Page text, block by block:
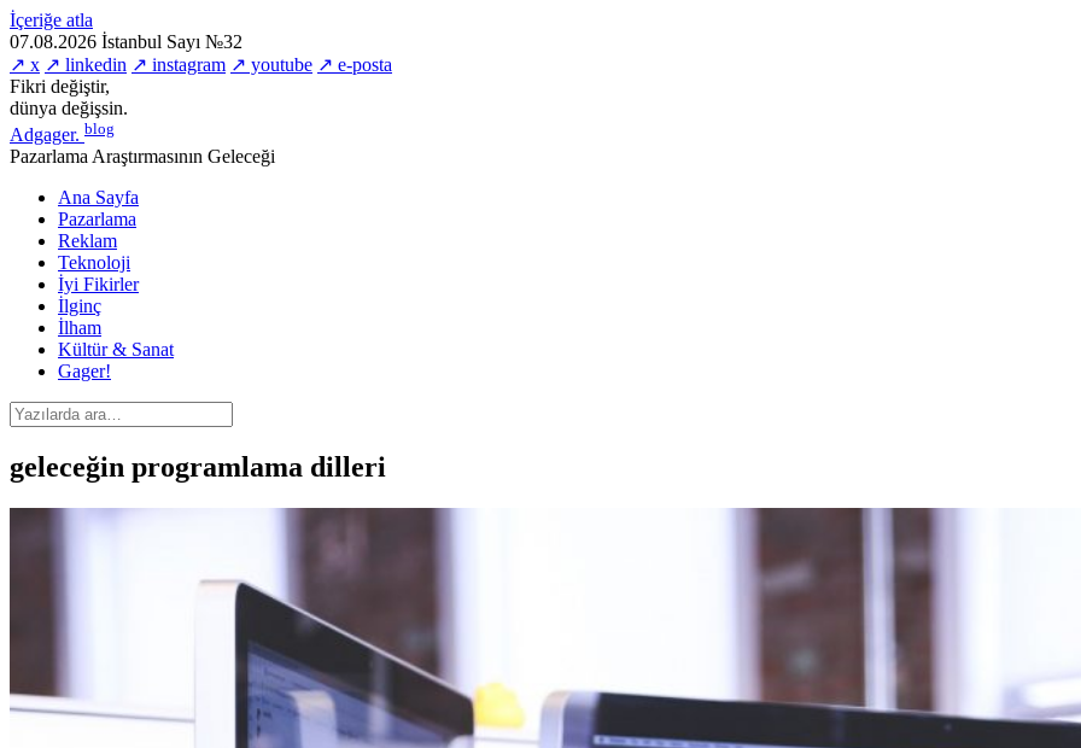
İçeriğe atla
07.08.2026 İstanbul Sayı №32
↗ x ↗ linkedin ↗ instagram ↗ youtube ↗ e-posta
Fikri değiştir,
dünya değişsin.
Adgager. blog
Pazarlama Araştırmasının Geleceği
Ana Sayfa
Pazarlama
Reklam
Teknoloji
İyi Fikirler
İlginç
İlham
Kültür & Sanat
Gager!
geleceğin programlama dilleri